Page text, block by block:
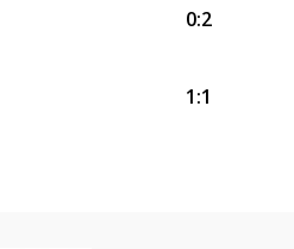
0:2
1:1